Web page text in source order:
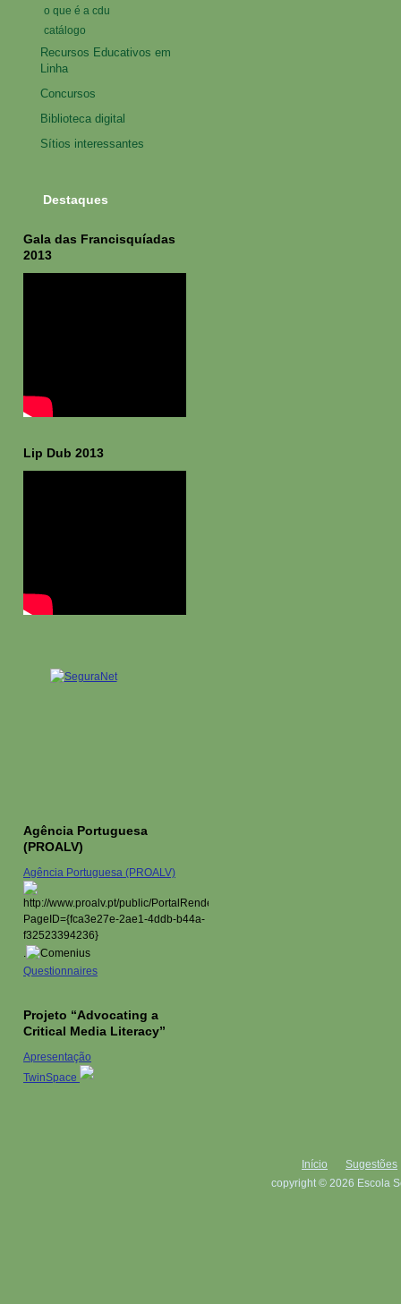
o que é a cdu
catálogo
Recursos Educativos em
Linha
Concursos
Biblioteca digital
Sítios interessantes
Destaques
Gala das Francisquíadas
2013
Lip Dub 2013
Agência Portuguesa
(PROALV)
Agência Portuguesa (PROALV)
.
Questionnaires
Projeto “Advocating a
Critical Media Literacy”
Apresentação
TwinSpace
Início
Sugestões
copyright © 2026 Escola